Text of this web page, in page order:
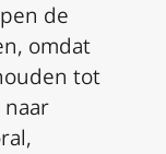
de
omdat
tot